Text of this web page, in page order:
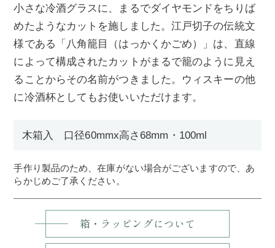
小さな冷酒グラスに、まるでダイヤモンドをちりば
めたようなカットを施しました。江戸切子の伝統文
様である「八角籠目（はっかくかごめ）」は、直線
によって構成されたカットがまるで籠のように見え
ることからその名前がつきました。ウィスキーの他
に冷酒杯としてもお使いいただけます。
木箱入 口径60mmx高さ68mm・100ml
手作り製品のため、在庫がない場合がございますので、あ
らかじめご了承ください。
箱・ラッピングについて